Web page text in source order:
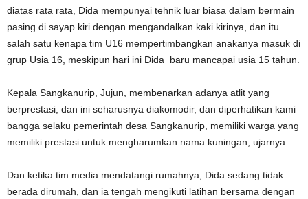
diatas rata rata, Dida mempunyai tehnik luar biasa dalam bermain
pasing di sayap kiri dengan mengandalkan kaki kirinya, dan itu
salah satu kenapa tim U16 mempertimbangkan anakanya masuk di
grup Usia 16, meskipun hari ini Dida baru mancapai usia 15 tahun.
Kepala Sangkanurip, Jujun, membenarkan adanya atlit yang
berprestasi, dan ini seharusnya diakomodir, dan diperhatikan kami
bangga selaku pemerintah desa Sangkanurip, memiliki warga yang
memiliki prestasi untuk mengharumkan nama kuningan, ujarnya.
Dan ketika tim media mendatangi rumahnya, Dida sedang tidak
berada dirumah, dan ia tengah mengikuti latihan bersama dengan